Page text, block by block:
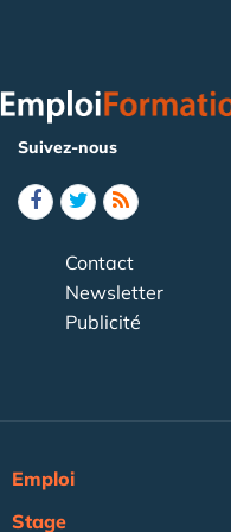
Suivez-nous
Contact
Newsletter
Publicité
Emploi
Stage